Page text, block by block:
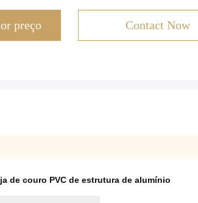
preço Contact Now
de couro PVC de estrutura de alumínio